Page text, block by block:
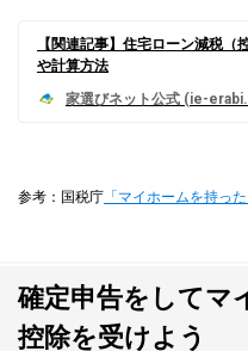
【関連記事】住宅ローン減税（
や計算方法
参考：国税庁 「マイホームを持った
確定申告をしてマ
控除を受けよう